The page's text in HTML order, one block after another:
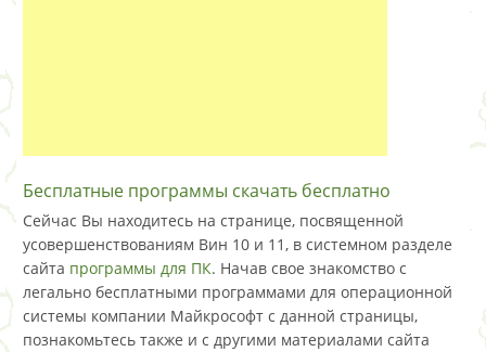
Бесплатные программы скачать бесплатно
Сейчас Вы находитесь на странице, посвященной
усовершенствованиям Вин 10 и 11, в системном разделе
сайта программы для ПК. Начав свое знакомство с
легально бесплатными программами для операционной
системы компании Майкрософт с данной страницы,
познакомьтесь также и с другими материалами сайта